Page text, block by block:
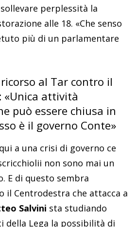
perplessità la
alle 18. «Che senso
più di un parlamentare
al Tar contro il
«Unica attività
può essere chiusa in
è il governo Conte»
a una crisi di governo ce
non sono mai un
E di questo sembra
il Centrodestra che attacca a
Salvini sta studiando
della Lega la possibilità di